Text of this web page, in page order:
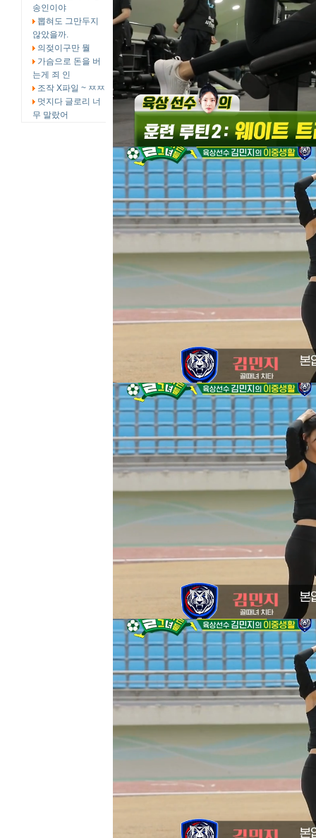
송인이야
뽑혀도 그만두지
않았을까.
의젖이구만 뭘
가슴으로 돈을 버
는게 죄 인
조작 X파일 ~ ㅉㅉ
멋지다 글로리 너
무 말랐어